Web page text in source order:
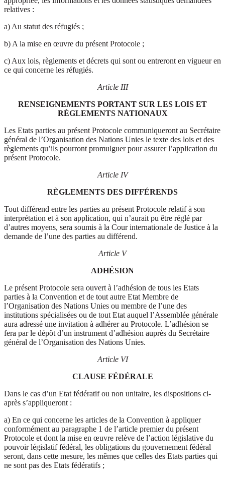
relatives :
a) Au statut des réfugiés ;
b) A la mise en œuvre du présent Protocole ;
c) Aux lois, règlements et décrets qui sont ou entreront en vigueur en
ce qui concerne les réfugiés.
Article III
RENSEIGNEMENTS PORTANT SUR LES LOIS ET
RÈGLEMENTS NATIONAUX
Les Etats parties au présent Protocole communiqueront au Secrétaire
général de l’Organisation des Nations Unies le texte des lois et des
règlements qu’ils pourront promulguer pour assurer l’application du
présent Protocole.
Article IV
RÈGLEMENTS DES DIFFÉRENDS
Tout différend entre les parties au présent Protocole relatif à son
interprétation et à son application, qui n’aurait pu être réglé par
d’autres moyens, sera soumis à la Cour internationale de Justice à la
demande de l’une des parties au différend.
Article V
ADHÉSION
Le présent Protocole sera ouvert à l’adhésion de tous les Etats
parties à la Convention et de tout autre Etat Membre de
l’Organisation des Nations Unies ou membre de l’une des
institutions spécialisées ou de tout Etat auquel l’Assemblée générale
aura adressé une invitation à adhérer au Protocole. L’adhésion se
fera par le dépôt d’un instrument d’adhésion auprès du Secrétaire
général de l’Organisation des Nations Unies.
Article VI
CLAUSE FÉDÉRALE
Dans le cas d’un Etat fédératif ou non unitaire, les dispositions ci-
après s’appliqueront :
a) En ce qui concerne les articles de la Convention à appliquer
conformément au paragraphe 1 de l’article premier du présent
Protocole et dont la mise en œuvre relève de l’action législative du
pouvoir législatif fédéral, les obligations du gouvernement fédéral
seront, dans cette mesure, les mêmes que celles des Etats parties qui
ne sont pas des Etats fédératifs ;